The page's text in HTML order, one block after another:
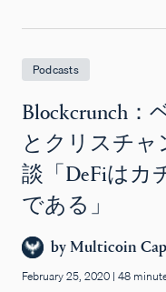
Podcasts
Blockcrunch
とクリスチ
談「DeFiはカ
である」
byMulticoin
February 25, 2020 | 48